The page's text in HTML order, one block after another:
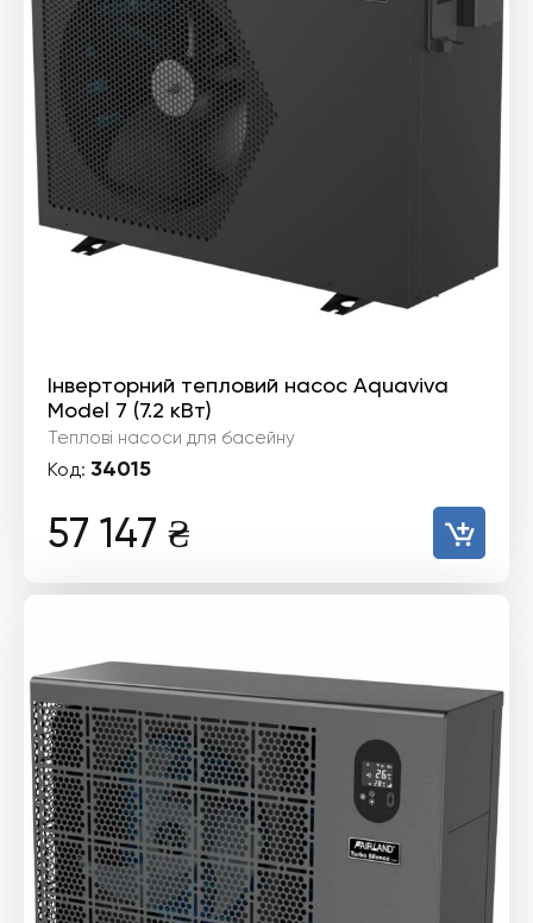
Інверторний тепловий насос Aquaviva
Model 7 (7.2 кВт)
Теплові насоси для басейну
Код: 34015
57 147 ₴